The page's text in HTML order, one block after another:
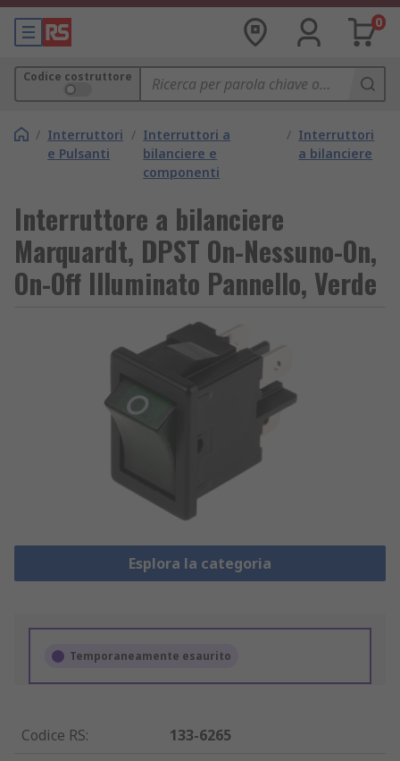
0
Codice costruttore
/ Interruttori
e Pulsanti
/ Interruttori a
bilanciere e
componenti
/ Interruttori
a bilanciere
Interruttore a bilanciere
Marquardt, DPST On-Nessuno-On,
On-Off Illuminato Pannello, Verde
Esplora la categoria
Temporaneamente esaurito
Codice RS:
133-6265